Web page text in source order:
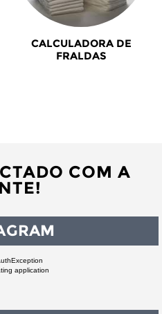
CALCULADORA DE
FRALDAS
COM A
application